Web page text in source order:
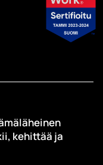
kehittää ja